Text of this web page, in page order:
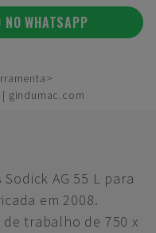
NO WHATSAPP
gindumac.com
AG 55 L para
em 2008.
trabalho de 750 x